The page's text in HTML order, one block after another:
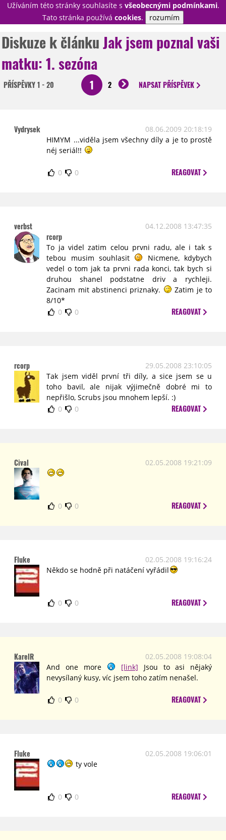
Užíváním této stránky souhlasíte s všeobecnými podmínkami.
Tato stránka používá cookies. rozumím
PŘIHLÁSIT
RECENZE
EPIZODY
KULT
Diskuze k článkuJak jsem poznal vaši
matku: 1. sezóna
PŘÍSPĚVKY1 - 20 1 2 NAPSATPŘÍSPĚVEK
Vydrysek
08.06.2009 20:18:19
HIMYM ...viděla jsem všechny díly a je to prostě
néj seriál!!
0 0 REAGOVAT
verbst 04.12.2008 13:47:35
rcorp
To ja videl zatim celou prvni radu, ale i tak s
tebou musim souhlasit
Nicmene, kdybych
vedel o tom jak ta prvni rada konci, tak bych si
druhou shanel podstatne driv a rychleji.
Zacinam mit abstinenci priznaky.
Zatim je to
8/10*
0
0 REAGOVAT
rcorp
29.05.2008 23:10:05
Tak jsem viděl první tři díly, a sice jsem se u
toho bavil, ale nijak výjimečně dobré mi to
nepřišlo, Scrubs jsou mnohem lepší. :)
0
0 REAGOVAT
Cival 02.05.2008 19:21:09
0 0 REAGOVAT
Fluke
02.05.2008 19:16:24
Někdo se hodně při natáčení vyřádil
0 0 REAGOVAT
KarelR
02.05.2008 19:08:04
And one more
[link] Jsou to asi nějaký
nevysílaný kusy, víc jsem toho zatím nenašel.
0 0 REAGOVAT
Fluke
02.05.2008 19:06:01
ty vole
0 0 REAGOVAT